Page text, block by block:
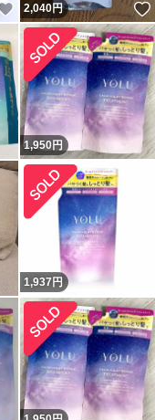
いいね！
2,040円
1,950 円
1,937 円